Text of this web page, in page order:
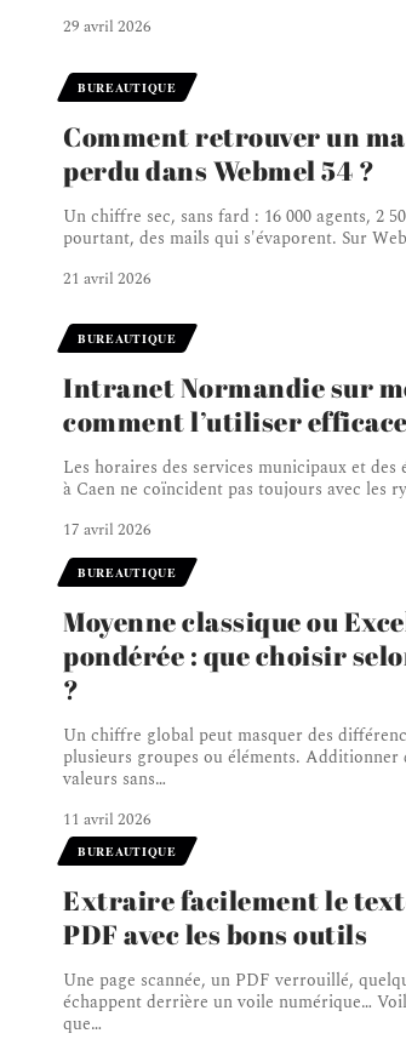
29 avril 2026
BUREAUTIQUE
Comment retrouver un
perdu dans Webmel 54 ?
Un chiffre sec, sans fard : 16 000 agents, 2
pourtant, des mails qui s'évaporent. Sur
21 avril 2026
BUREAUTIQUE
Intranet Normandie sur
comment l’utiliser
Les horaires des services municipaux et des
à Caen ne coïncident pas toujours avec les
17 avril 2026
BUREAUTIQUE
Moyenne classique ou
pondérée : que choisir
?
Un chiffre global peut masquer des
plusieurs groupes ou éléments. Additionner
valeurs sans…
11 avril 2026
BUREAUTIQUE
Extraire facilement le
PDF avec les bons outils
Une page scannée, un PDF verrouillé,
échappent derrière un voile numérique…
que…